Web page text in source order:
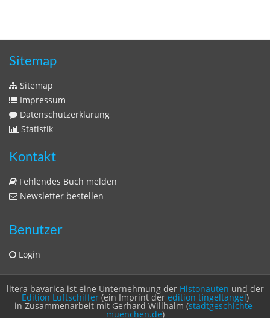
Sitemap
Sitemap
Impressum
Datenschutzerklärung
Statistik
Kontakt
Fehlendes Buch melden
Newsletter bestellen
Benutzer
Login
litera bavarica ist eine Unternehmung der Histonauten und der
Edition Luftschiffer(ein Imprint der edition tingeltangel)
in Zusammenarbeit mit Gerhard Willhalm (stadtgeschichte-
muenchen.de)